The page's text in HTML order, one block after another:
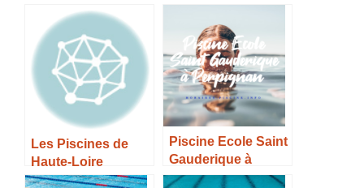
Tarifs et Infos –
Chambon
Feugerolles –
Horaires, Tarifs et
Infos –
Les Piscines de
Haute-Loire
Piscine Ecole Saint
Gauderique à
Perpignan –